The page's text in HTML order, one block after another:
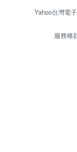
Yahoo台灣電
服務條